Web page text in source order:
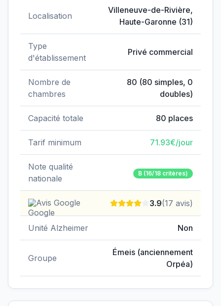
Localisation
Villeneuve-de-Rivière,
Haute-Garonne (31)
Type
d'établissement
Privé commercial
Nombre de
chambres
80 (80 simples, 0
doubles)
Capacité totale 80 places
Tarif minimum 71.93€/jour
Note qualité
nationale
B (16/18 critères)
Avis Google 3.9(17 avis)
Unité Alzheimer Non
Groupe
Émeis (anciennement
Orpéa)